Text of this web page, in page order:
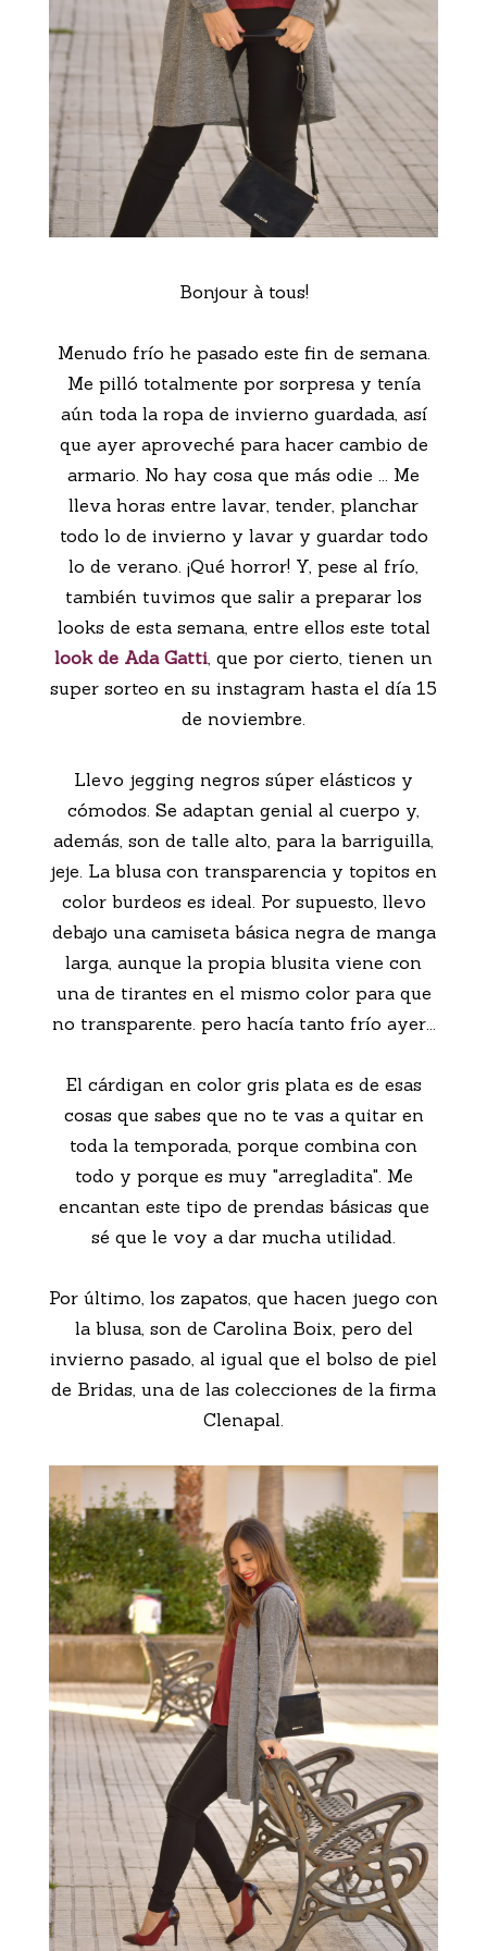
Bonjour à tous!
Menudo frío he pasado este fin de semana.
Me pilló totalmente por sorpresa y tenía
aún toda la ropa de invierno guardada, así
que ayer aproveché para hacer cambio de
armario. No hay cosa que más odie ... Me
lleva horas entre lavar, tender, planchar
todo lo de invierno y lavar y guardar todo
lo de verano. ¡Qué horror! Y, pese al frío,
también tuvimos que salir a preparar los
looks de esta semana, entre ellos este total
look de Ada Gatti, que por cierto, tienen un
super sorteo en su instagram hasta el día 15
de noviembre.
Llevo jegging negros súper elásticos y
cómodos. Se adaptan genial al cuerpo y,
además, son de talle alto, para la barriguilla,
jeje. La blusa con transparencia y topitos en
color burdeos es ideal. Por supuesto, llevo
debajo una camiseta básica negra de manga
larga, aunque la propia blusita viene con
una de tirantes en el mismo color para que
no transparente. pero hacía tanto frío ayer...
El cárdigan en color gris plata es de esas
cosas que sabes que no te vas a quitar en
toda la temporada, porque combina con
todo y porque es muy "arregladita". Me
encantan este tipo de prendas básicas que
sé que le voy a dar mucha utilidad.
Por último, los zapatos, que hacen juego con
la blusa, son de Carolina Boix, pero del
invierno pasado, al igual que el bolso de piel
de Bridas, una de las colecciones de la firma
Clenapal.